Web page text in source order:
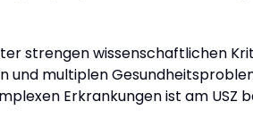
strengen wissenschaftlichen
und multiplen
Erkrankungen ist am USZ